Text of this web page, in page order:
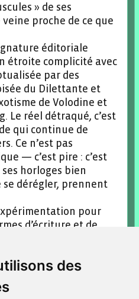
des
» de ses
proche de ce que
éditoriale
étroite complicité avec
par des
du Dilettante et
de Volodine et
Le réel détraqué, c’est
qui continue de
Ce n’est pas
— c’est pire : c’est
ses horloges bien
se dérégler, prennent
pour
d’écriture et de
du livre : textes
fragments
Cette
En effet, nous